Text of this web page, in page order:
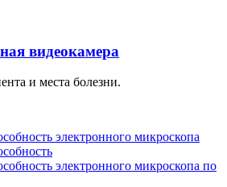
видеокамера
и места болезни.
электронного микроскопа
электронного микроскопа по